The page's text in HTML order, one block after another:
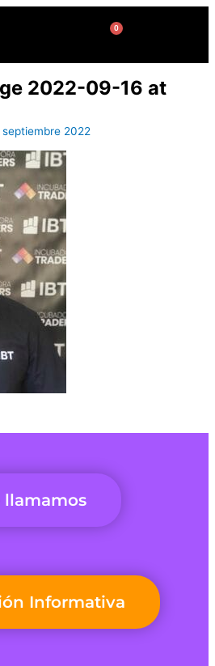
0
Cart
2022-09-16 at
septiembre 2022
llamamos
Informativa